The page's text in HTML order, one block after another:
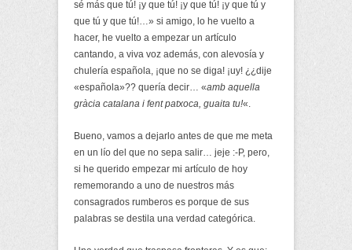
sé más que tú! ¡y que tú! ¡y que tú! ¡y que tú y
que tú y que tú!…» si amigo, lo he vuelto a
hacer, he vuelto a empezar un artículo
cantando, a viva voz además, con alevosía y
chulería española, ¡que no se diga! ¡uy! ¿¿dije
«española»?? quería decir… «amb aquella
gràcia catalana i fent patxoca, guaita tu!«.
Bueno, vamos a dejarlo antes de que me meta
en un lío del que no sepa salir… jeje :-P, pero,
si he querido empezar mi artículo de hoy
rememorando a uno de nuestros más
consagrados rumberos es porque de sus
palabras se destila una verdad categórica.